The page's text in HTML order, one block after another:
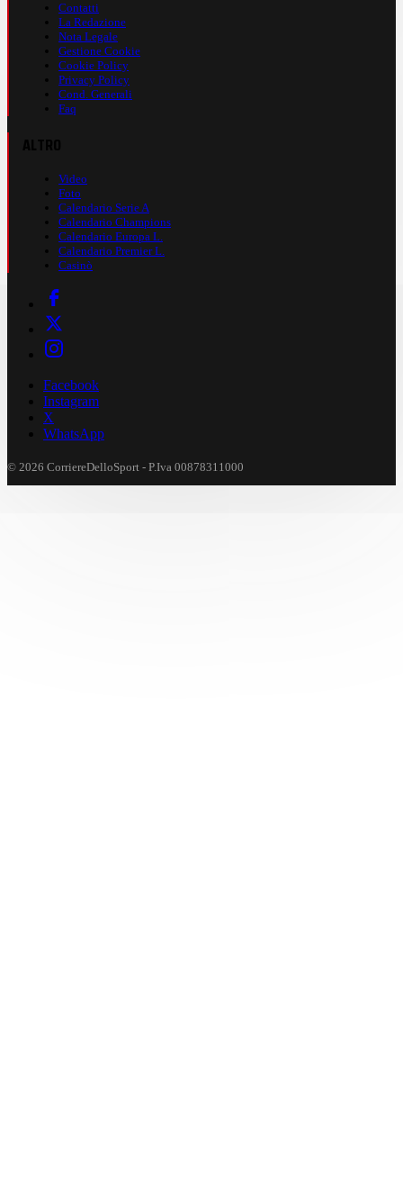
Contatti
La Redazione
Nota Legale
Gestione Cookie
Cookie Policy
Privacy Policy
Cond. Generali
Faq
Video
Foto
Calendario Serie A
Calendario Champions
Calendario Europa L.
Calendario Premier L.
Casinò
Facebook
Instagram
X
WhatsApp
© 2026 CorriereDelloSport - P.Iva 00878311000